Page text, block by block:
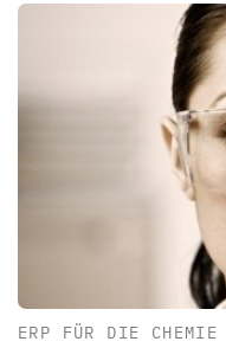
ERP FÜR DIE CHEMIE